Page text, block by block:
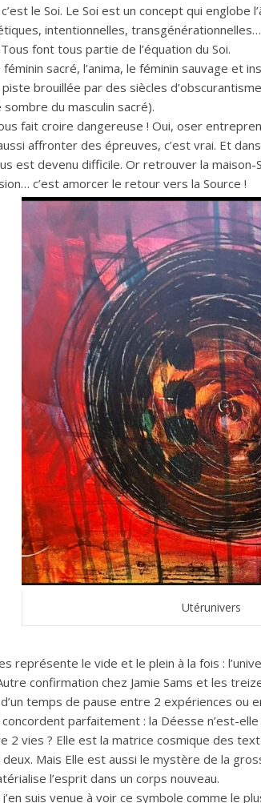
le Soi. Le Soi est un concept qui
intentionnelles, transgénérationnelles…
font tous partie de l’équation du Soi.
sacré, l’anima, le féminin sauvage et
piste brouillée par des siècles
du masculin sacré).
fait croire dangereuse ! Oui, oser
affronter des épreuves, c’est vrai. Et
est devenu difficile. Or retrouver la maison-
c’est amorcer le retour vers la Source !
Utérunivers
représente le vide et le plein à la fois :
confirmation chez Jamie Sams et les
d’un temps de pause entre 2 expériences ou
parfaitement : la Déesse n’est-
2 vies ? Elle est la matrice cosmique des
Mais Elle est aussi le mystère de la
l’esprit dans un corps nouveau.
suis venue à voir ce symbole comme le